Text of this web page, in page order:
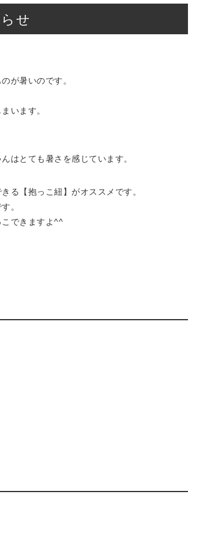
せ
が暑いのです。
います。
はとても暑さを感じています。
る【抱っこ紐】がオススメです。
。
できますよ^^